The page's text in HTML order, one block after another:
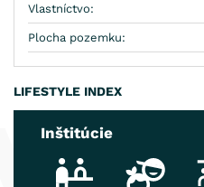
Vlastníctvo:
Plocha pozemku:
LIFESTYLE INDEX
Inštitúcie